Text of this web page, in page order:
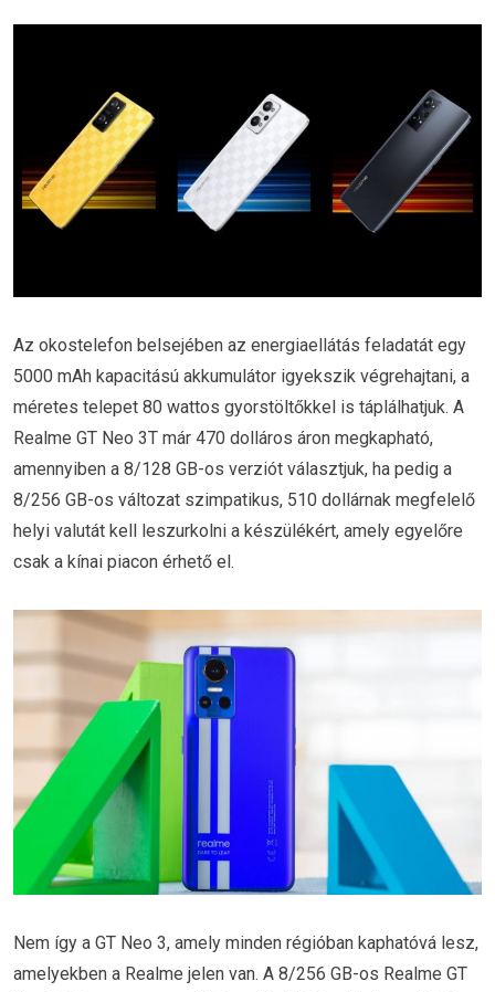
Az okostelefon belsejében az energiaellátás feladatát egy
5000 mAh kapacitású akkumulátor igyekszik végrehajtani, a
méretes telepet 80 wattos gyorstöltőkkel is táplálhatjuk. A
Realme GT Neo 3T már 470 dolláros áron megkapható,
amennyiben a 8/128 GB-os verziót választjuk, ha pedig a
8/256 GB-os változat szimpatikus, 510 dollárnak megfelelő
helyi valutát kell leszurkolni a készülékért, amely egyelőre
csak a kínai piacon érhető el.
Nem így a GT Neo 3, amely minden régióban kaphatóvá lesz,
amelyekben a Realme jelen van. A 8/256 GB-os Realme GT